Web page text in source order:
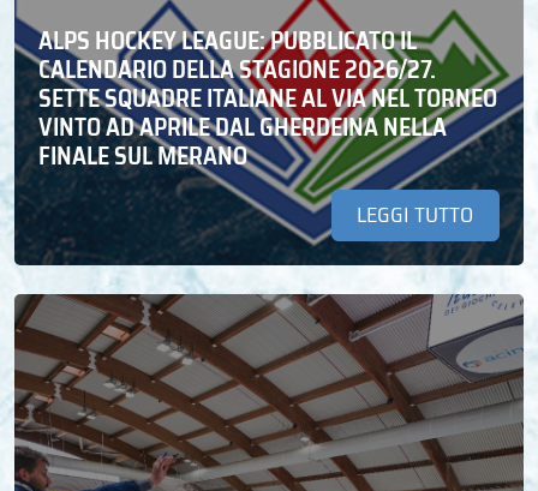
ALPS HOCKEY LEAGUE: PUBBLICATO IL
CALENDARIO DELLA STAGIONE 2026/27.
SETTE SQUADRE ITALIANE AL VIA NEL TORNEO
VINTO AD APRILE DAL GHERDEINA NELLA
FINALE SUL MERANO
LEGGI TUTTO